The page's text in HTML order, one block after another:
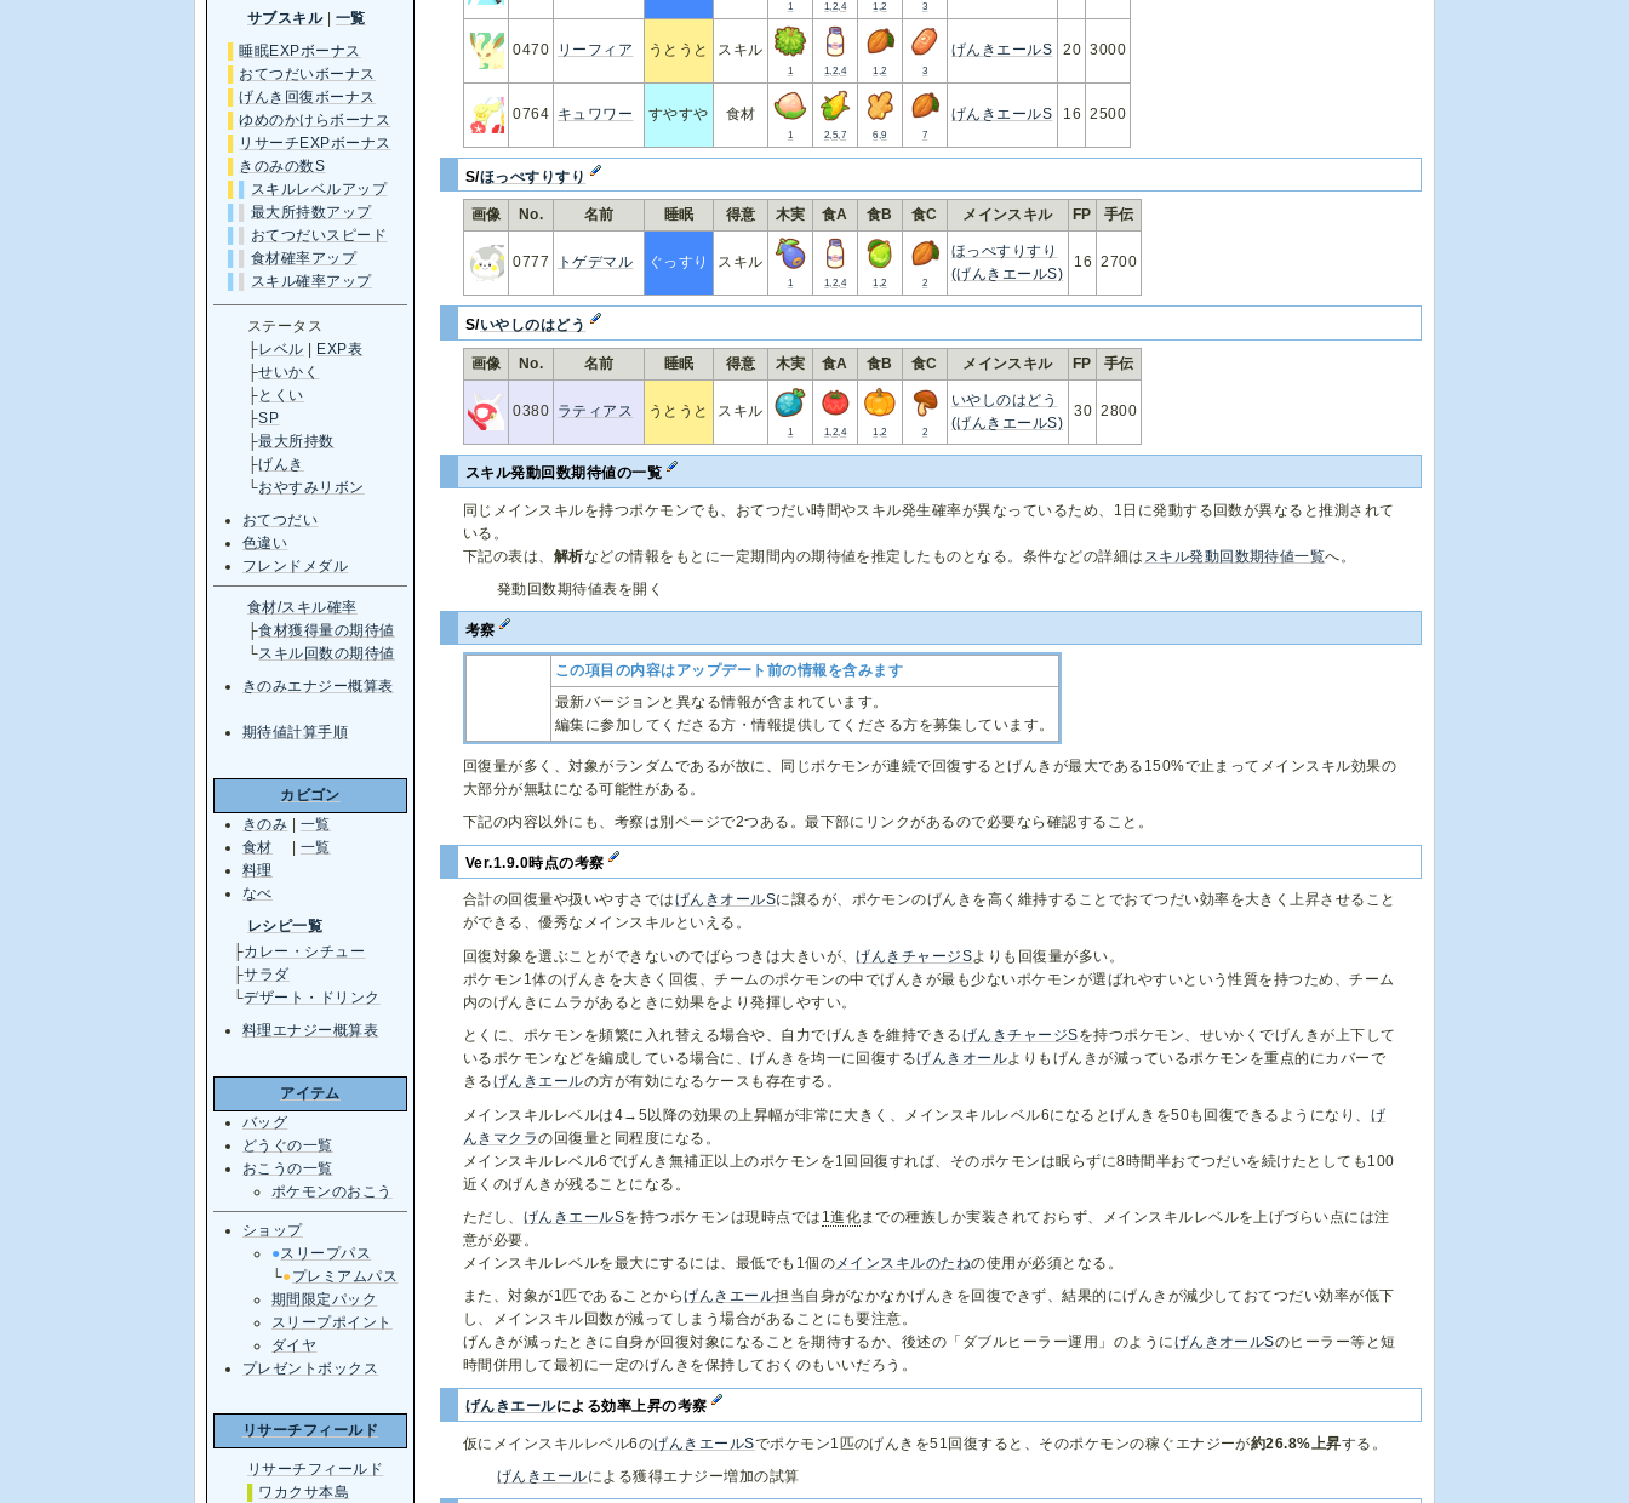
1 1,2,4 1,2 3
0470 リーフィア うとうと スキル
1 1,2,4 1,2 3
げんきエールS 20 3000
0764 キュワワー すやすや 食材
1 2,5,7 6,9 7
げんきエールS 16 2500
S/ほっぺすりすり
画像 No. 名前 睡眠 得意 木実 食A 食B 食C メインスキル FP 手伝
0777 トゲデマル ぐっすり スキル
1 1,2,4 1,2 2
ほっぺすりすり
(げんきエールS)
16 2700
S/いやしのはどう
画像 No. 名前 睡眠 得意 木実 食A 食B 食C メインスキル FP 手伝
0380 ラティアス うとうと スキル
1 1,2,4 1,2 2
いやしのはどう
(げんきエールS)
30 2800
スキル発動回数期待値の一覧
同じメインスキルを持つポケモンでも、おてつだい時間やスキル発生確率が異なっているため、1日に発動する回数が異なると推測されて
いる。
下記の表は、 解析などの情報をもとに一定期間内の期待値を推定したものとなる。条件などの詳細は スキル発動回数期待値一覧へ。
発動回数期待値表を開く
考察
この項目の内容はアップデート前の情報を含みます
最新バージョンと異なる情報が含まれています。
編集に参加してくださる方・情報提供してくださる方を募集しています。
回復量が多く、対象がランダムであるが故に、同じポケモンが連続で回復するとげんきが最大である150%で止まってメインスキル効果の
大部分が無駄になる可能性がある。
下記の内容以外にも、考察は別ページで2つある。最下部にリンクがあるので必要なら確認すること。
Ver.1.9.0時点の考察
合計の回復量や扱いやすさではげんきオールSに譲るが、ポケモンのげんきを高く維持することでおてつだい効率を大きく上昇させること
ができる、優秀なメインスキルといえる。
回復対象を選ぶことができないのでばらつきは大きいが、げんきチャージSよりも回復量が多い。
ポケモン1体のげんきを大きく回復、チームのポケモンの中でげんきが最も少ないポケモンが選ばれやすいという性質を持つため、チーム
内のげんきにムラがあるときに効果をより発揮しやすい。
とくに、ポケモンを頻繁に入れ替える場合や、自力でげんきを維持できるげんきチャージSを持つポケモン、せいかくでげんきが上下して
いるポケモンなどを編成している場合に、げんきを均一に回復するげんきオールよりもげんきが減っているポケモンを重点的にカバーで
きるげんきエールの方が有効になるケースも存在する。
メインスキルレベルは4→5以降の効果の上昇幅が非常に大きく、メインスキルレベル6になるとげんきを50も回復できるようになり、 げ
んきマクラの回復量と同程度になる。
メインスキルレベル6でげんき無補正以上のポケモンを1回回復すれば、そのポケモンは眠らずに8時間半おてつだいを続けたとしても100
近くのげんきが残ることになる。
ただし、 げんきエールSを持つポケモンは現時点では 1進化までの種族しか実装されておらず、メインスキルレベルを上げづらい点には注
意が必要。
メインスキルレベルを最大にするには、最低でも1個のメインスキルのたねの使用が必須となる。
また、対象が1匹であることからげんきエール担当自身がなかなかげんきを回復できず、結果的にげんきが減少しておてつだい効率が低下
し、メインスキル回数が減ってしまう場合があることにも要注意。
げんきが減ったときに自身が回復対象になることを期待するか、後述の「ダブルヒーラー運用」のようにげんきオールSのヒーラー等と短
時間併用して最初に一定のげんきを保持しておくのもいいだろう。
げんきエールによる効率上昇の考察
仮にメインスキルレベル6のげんきエールSでポケモン1匹のげんきを51回復すると、そのポケモンの稼ぐエナジーが約26.8%上昇する。
げんきエールによる獲得エナジー増加の試算
サブスキル| 一覧
睡眠EXPボーナス
おてつだいボーナス
▌げんき回復ボーナス
▌ゆめのかけらボーナス
リサーチEXPボーナス
きのみの数S
スキルレベルアップ
最大所持数アップ
おてつだいスピード
食材確率アップ
スキル確率アップ
ステータス
├レベル | EXP表
├せいかく
├とくい
├SP
├最大所持数
├げんき
└おやすみリボン
おてつだい
色違い
フレンドメダル
食材/スキル確率
├食材獲得量の期待値
└スキル回数の期待値
きのみエナジー概算表
期待値計算手順
カビゴン
きのみ | 一覧
食材 | 一覧
料理
なべ
レシピ一覧
├カレー・シチュー
├サラダ
└デザート・ドリンク
料理エナジー概算表
アイテム
バッグ
どうぐの一覧
おこうの一覧
ポケモンのおこう
ショップ
●スリープパス
└●プレミアムパス
期間限定パック
スリープポイント
ダイヤ
プレゼントボックス
リサーチフィールド
リサーチフィールド
ワカクサ本島